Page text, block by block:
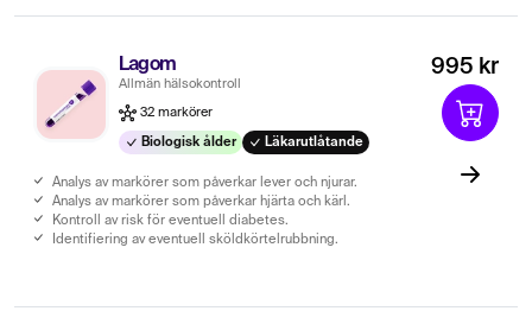
Lagom
Allmän hälsokontroll
32 markörer
Biologisk ålder Läkarutlåtande
Analys av markörer som påverkar lever och njurar.
Analys av markörer som påverkar hjärta och kärl.
Kontroll av risk för eventuell diabetes.
Identifiering av eventuell sköldkörtelrubbning.
995 kr